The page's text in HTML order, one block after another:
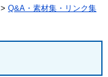
>Q&A・素材集・リンク集